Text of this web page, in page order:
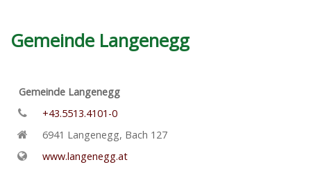
Gemeinde Langenegg
Gemeinde Langenegg
+43.5513.4101-0
6941 Langenegg, Bach 127
www.langenegg.at